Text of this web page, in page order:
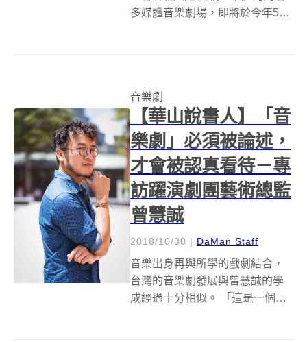
多媒體音樂劇場，即將於今年5
「這是一個顛覆以往一般由劇
團、舞團...
音樂劇
【華山說書人】「音
樂劇」必須被論述，
才會被認真看待－專
訪躍演劇團藝術總監
曾慧誠
2018/10/30 | DaMan Staff
音樂出身再與所學的戲劇結合，
台灣的音樂劇發展與曾慧誠的學
成經過十分相似。 「這是一個正